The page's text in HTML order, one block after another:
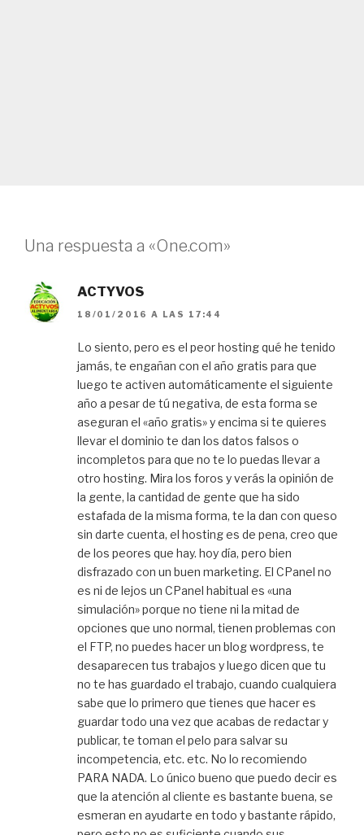
Una respuesta a «One.com»
ACTYVOS
18/01/2016 A LAS 17:44
Lo siento, pero es el peor hosting qué he tenido
jamás, te engañan con el año gratis para que
luego te activen automáticamente el siguiente
año a pesar de tú negativa, de esta forma se
aseguran el «año gratis» y encima si te quieres
llevar el dominio te dan los datos falsos o
incompletos para que no te lo puedas llevar a
otro hosting. Mira los foros y verás la opinión de
la gente, la cantidad de gente que ha sido
estafada de la misma forma, te la dan con queso
sin darte cuenta, el hosting es de pena, creo que
de los peores que hay. hoy día, pero bien
disfrazado con un buen marketing. El CPanel no
es ni de lejos un CPanel habitual es «una
simulación» porque no tiene ni la mitad de
opciones que uno normal, tienen problemas con
el FTP, no puedes hacer un blog wordpress, te
desaparecen tus trabajos y luego dicen que tu
no te has guardado el trabajo, cuando cualquiera
sabe que lo primero que tienes que hacer es
guardar todo una vez que acabas de redactar y
publicar, te toman el pelo para salvar su
incompetencia, etc. etc. No lo recomiendo
PARA NADA. Lo único bueno que puedo decir es
que la atención al cliente es bastante buena, se
esmeran en ayudarte en todo y bastante rápido,